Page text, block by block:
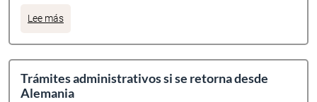
Lee mássobre Trámites administrativos si se retorna desde Reino
Trámites administrativos si se retorna desde
Alemania